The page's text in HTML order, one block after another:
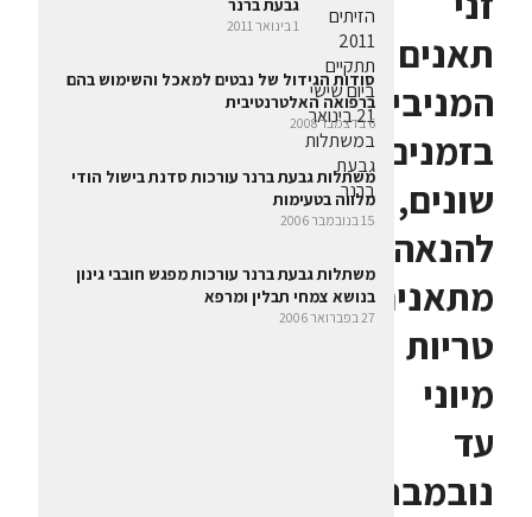
תאנים
המניבים
בזמנים
שונים,
להנאה
מתאנים
טריות
מיוני
עד
נובמבר
גבעת ברנר
1 בינואר 2011
סודות הגידול של נבטים למאכל והשימוש בהם
ברפואה האלטרנטיבית
6 בדצמבר 2008
משתלות גבעת ברנר עורכות סדנת בישול הודי
מלווה בטעימות
15 בנובמבר 2006
משתלות גבעת ברנר עורכות מפגש חובבי גינון
בנושא צמחי תבלין ומרפא
27 בפברואר 2006